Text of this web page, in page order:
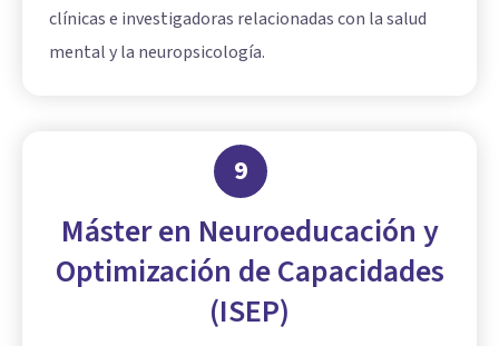
clínicas e investigadoras relacionadas con la salud
mental y la neuropsicología.
9
Máster en Neuroeducación y
Optimización de Capacidades
(ISEP)